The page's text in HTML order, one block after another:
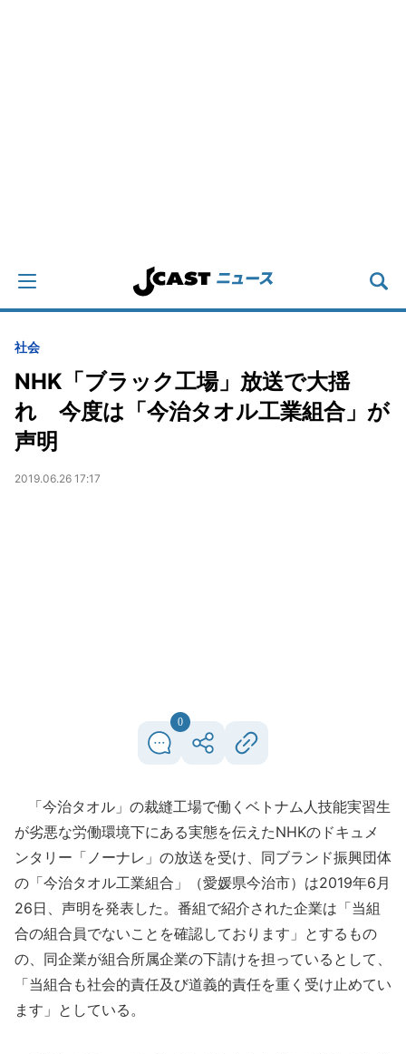
社会
NHK「ブラック工場」放送で大揺
れ 今度は「今治タオル工業組合」が
声明
2019.06.26 17:17
0
「今治タオル」の裁縫工場で働くベトナム人技能実習生
が劣悪な労働環境下にある実態を伝えたNHKのドキュメ
ンタリー「ノーナレ」の放送を受け、同ブランド振興団体
の「今治タオル工業組合」（愛媛県今治市）は2019年6月
26日、声明を発表した。番組で紹介された企業は「当組
合の組合員でないことを確認しております」とするもの
の、同企業が組合所属企業の下請けを担っているとして、
「当組合も社会的責任及び道義的責任を重く受け止めてい
ます」としている。